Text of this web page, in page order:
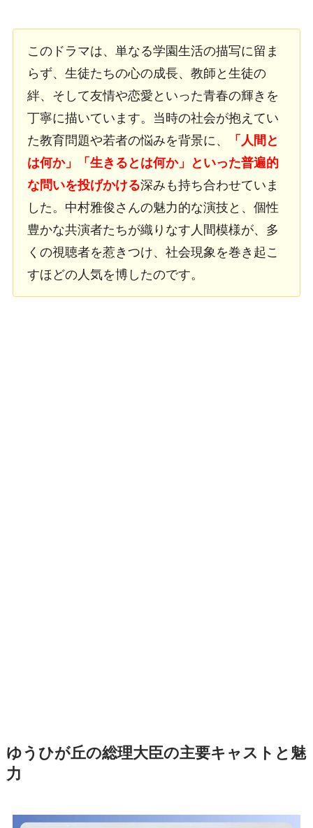
このドラマは、単なる学園生活の描写に留ま
らず、生徒たちの心の成長、教師と生徒の
絆、そして友情や恋愛といった青春の輝きを
丁寧に描いています。当時の社会が抱えてい
た教育問題や若者の悩みを背景に、
「人間と
は何か」「生きるとは何か」といった普遍的
な問いを投げかける深みも持ち合わせていま
した。中村雅俊さんの魅力的な演技と、個性
豊かな共演者たちが織りなす人間模様が、多
くの視聴者を惹きつけ、社会現象を巻き起こ
すほどの人気を博したのです。
ゆうひが丘の総理大臣の主要キャストと魅
力